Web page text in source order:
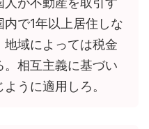
内で1年以上居住しな
地域によっては税金
。相互主義に基づい
うに適用しろ。